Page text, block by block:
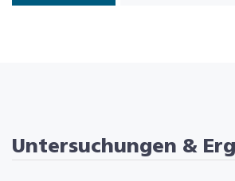
Untersuchungen &